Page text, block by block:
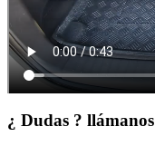
¿ Dudas ? llámanos